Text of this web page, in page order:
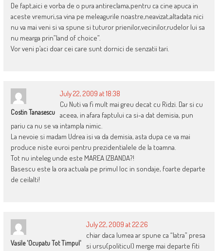
De fapt,aici e vorba de o pura antireclama,pentru ca cine apuca in
aceste vremuri,sa vina pe meleagurile noastre,neavizat,altadata nici
nu va mai veni si va spune si tuturor prienilor,vecinilor,rudelor lui sa
nu mearga prin”land of choice”.
Vor veni p’aci doar cei care sunt dornici de senzatii tari.
Costin Tanasescu
July 22, 2009 at 18:38
Cu Nuti va fi mult mai greu decat cu Ridzi. Dar si cu
aceea, in afara faptului ca si-a dat demisia, pun
pariu ca nu se va intampla nimic.
La nevoie si madam Udrea isi va da demisia, asta dupa ce va mai
produce niste euroi pentru prezidentialele de la toamna.
Tot nu inteleg unde este MAREA IZBANDA?!
Basescu este la ora actuala pe primul loc in sondaje, foarte departe
de ceilalti!
Vasile 'ocupatu Tot Timpul'
July 22, 2009 at 22:26
chiar daca lumea ar spune ca “latra” presa
si ursu(politicul) merge mai departe fiti